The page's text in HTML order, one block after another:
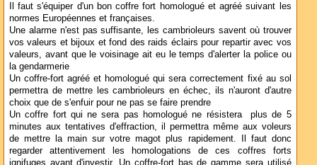
Il faut s'équiper d'un bon coffre fort homologué et agréé suivant les
normes Européennes et françaises.
Une alarme n'est pas suffisante, les cambrioleurs savent où trouver
vos valeurs et bijoux et fond des raids éclairs pour repartir avec vos
valeurs, avant que le voisinage ait eu le temps d'alerter la police ou
la gendarmerie
Un coffre-fort agréé et homologué qui sera correctement fixé au sol
permettra de mettre les cambrioleurs en échec, ils n'auront d'autre
choix que de s'enfuir pour ne pas se faire prendre
Un coffre fort qui ne sera pas homologué ne résistera plus de 5
minutes aux tentatives d'effraction, il permettra même aux voleurs
de mettre la main sur votre magot plus rapidement. Il faut donc
regarder attentivement les homologations de ces coffres forts
ignifuges avant d'investir. Un coffre-fort bas de gamme sera utilisé